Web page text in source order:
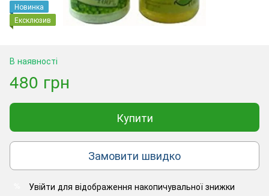
Новинка
Ексклюзив
В наявності
480 грн
Купити
Замовити швидко
Увійти для відображення накопичувальної знижки